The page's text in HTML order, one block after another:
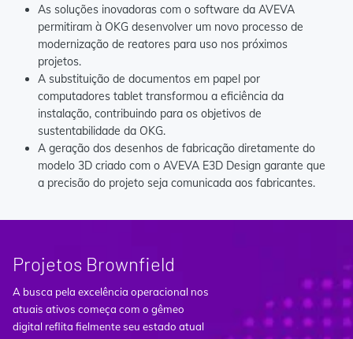
As soluções inovadoras com o software da AVEVA
permitiram à OKG desenvolver um novo processo de
modernização de reatores para uso nos próximos
projetos.
A substituição de documentos em papel por
computadores tablet transformou a eficiência da
instalação, contribuindo para os objetivos de
sustentabilidade da OKG.
A geração dos desenhos de fabricação diretamente do
modelo 3D criado com o AVEVA E3D Design garante que
a precisão do projeto seja comunicada aos fabricantes.
Projetos Brownfield
A busca pela excelência operacional nos
atuais ativos começa com o gêmeo
digital reflita fielmente seu estado atual